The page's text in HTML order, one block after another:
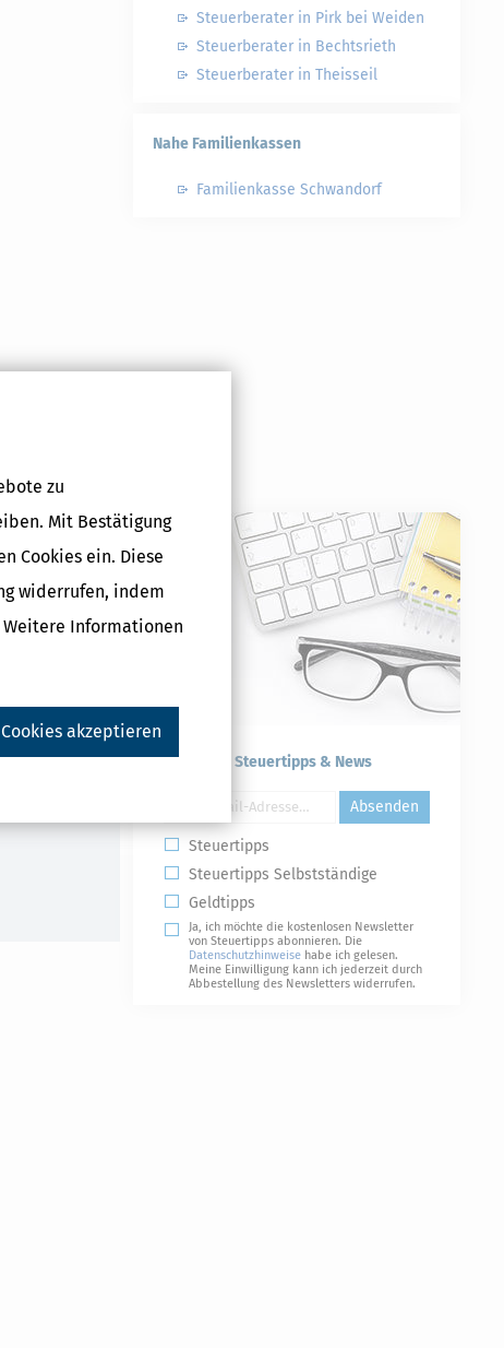
zu
Mit Bestätigung
Cookies ein. Diese
widerrufen, indem
Informationen
akzeptieren
für
2025) -
Druckversion
Steuerberater in Pirk bei Weiden
Steuerberater in Bechtsrieth
Steuerberater in Theisseil
Nahe Familienkassen
Familienkasse Schwandorf
Kostenlose Steuertipps & News
Absenden
Steuertipps
Steuertipps Selbstständige
Geldtipps
Ja, ich möchte die kostenlosen Newsletter
von Steuertipps abonnieren. Die
Datenschutzhinweise habe ich gelesen.
Meine Einwilligung kann ich jederzeit durch
Abbestellung des Newsletters widerrufen.